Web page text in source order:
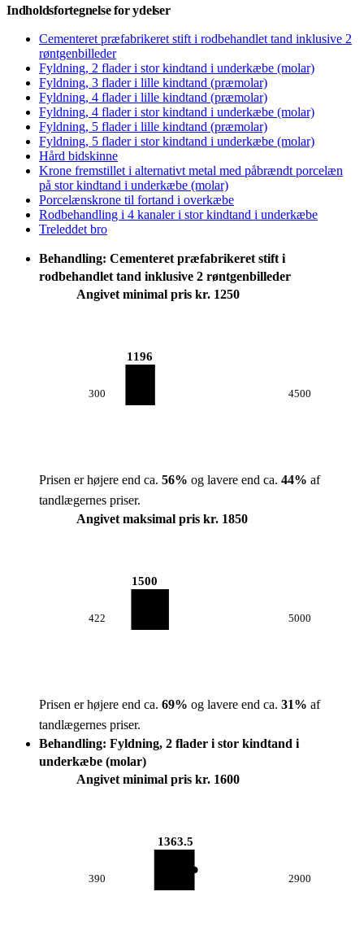
Indholdsfortegnelse for ydelser
Cementeret præfabrikeret stift i rodbehandlet tand inklusive 2
røntgenbilleder
Fyldning, 2 flader i stor kindtand i underkæbe (molar)
Fyldning, 3 flader i lille kindtand (præmolar)
Fyldning, 4 flader i lille kindtand (præmolar)
Fyldning, 4 flader i stor kindtand i underkæbe (molar)
Fyldning, 5 flader i lille kindtand (præmolar)
Fyldning, 5 flader i stor kindtand i underkæbe (molar)
Hård bidskinne
Krone fremstillet i alternativt metal med påbrændt porcelæn
på stor kindtand i underkæbe (molar)
Porcelænskrone til fortand i overkæbe
Rodbehandling i 4 kanaler i stor kindtand i underkæbe
Treleddet bro
Behandling: Cementeret præfabrikeret stift i
rodbehandlet tand inklusive 2 røntgenbilleder
Angivet minimal pris kr. 1250
300
1196
4500
Prisen er højere end ca. 56% og lavere end ca. 44% af
tandlægernes priser.
Angivet maksimal pris kr. 1850
422
1500
5000
Prisen er højere end ca. 69% og lavere end ca. 31% af
tandlægernes priser.
Behandling: Fyldning, 2 flader i stor kindtand i
underkæbe (molar)
Angivet minimal pris kr. 1600
390
1363.5
2900